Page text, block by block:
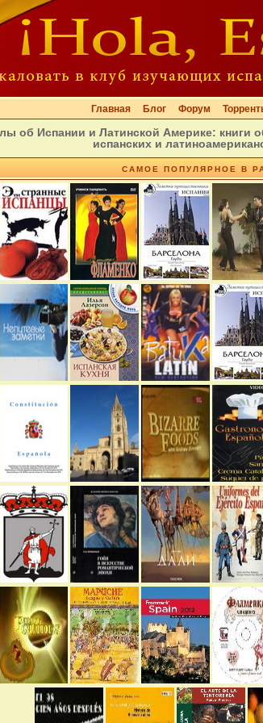
Главная Блог Форум
об Испании и Латинской Америке:
испанских и
САМОЕ ПОПУЛЯРНОЕ В